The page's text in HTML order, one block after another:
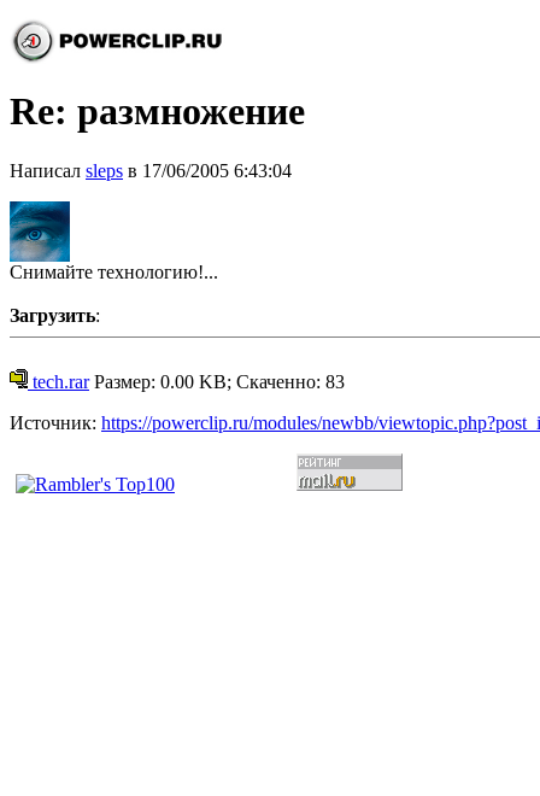
Re: размножение
Написал sleps в 17/06/2005 6:43:04
Снимайте технологию!...
Загрузить:
tech.rarРазмер: 0.00 KB; Скаченно: 83
Источник: https://powerclip.ru/modules/newbb/